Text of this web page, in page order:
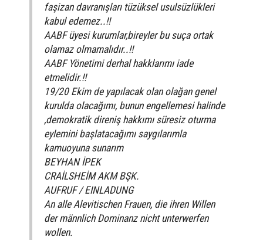
faşizan davranışları tüzüksel usulsüzlükleri
kabul edemez..!!
AABF üyesi kurumlar,bireyler bu suça ortak
olamaz olmamalıdır..!!
AABF Yönetimi derhal hakklarımı iade
etmelidir.!!
19/20 Ekim de yapılacak olan olağan genel
kurulda olacağımı, bunun engellemesi halinde
,demokratik direniş hakkımı süresiz oturma
eylemini başlatacağımı saygılarımla
kamuoyuna sunarım
BEYHAN İPEK
CRAİLSHEİM AKM BŞK.
AUFRUF / EINLADUNG
An alle Alevitischen Frauen, die ihren Willen
der männlich Dominanz nicht unterwerfen
wollen.